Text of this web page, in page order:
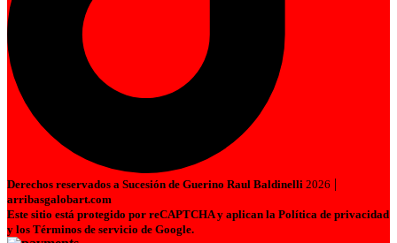
Derechos reservados a Sucesión de Guerino Raul Baldinelli 2026 |
arribasgalobart.com
Este sitio está protegido por reCAPTCHA y aplican la Política de privacidad
y los Términos de servicio de Google.